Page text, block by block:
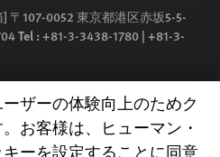
〒107-0052 東京都港区赤坂5-5-
Tel :+81-3-3438-1780 | +81-3-
preferences
ザーの体験向上のためク
お客様は、ヒューマン・
ーを設定することに同意